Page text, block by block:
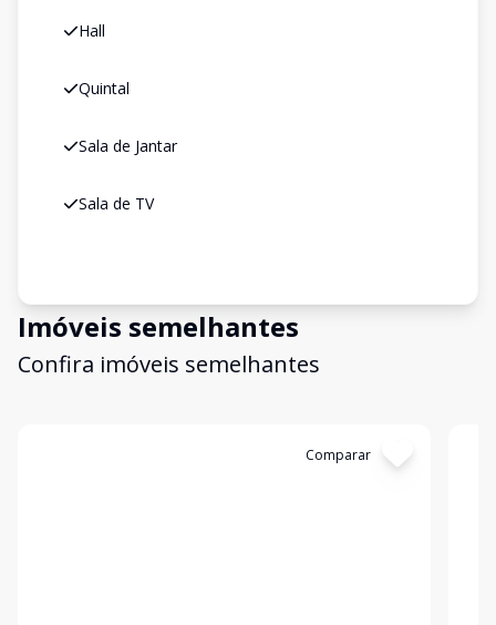
Hall
Quintal
Sala de Jantar
Sala de TV
Imóveis semelhantes
Confira imóveis semelhantes
Comparar